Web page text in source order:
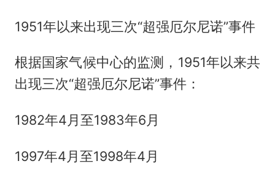
1951年以来出现三次“超强厄尔尼诺”事件
根据国家气候中心的监测，1951年以来共
出现三次“超强厄尔尼诺”事件：
1982年4月至1983年6月
1997年4月至1998年4月